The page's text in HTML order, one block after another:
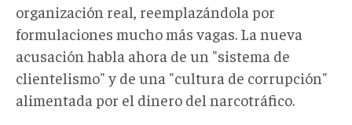
organización real, reemplazándola por
formulaciones mucho más vagas. La nueva
acusación habla ahora de un "sistema de
clientelismo" y de una "cultura de corrupción"
alimentada por el dinero del narcotráfico.